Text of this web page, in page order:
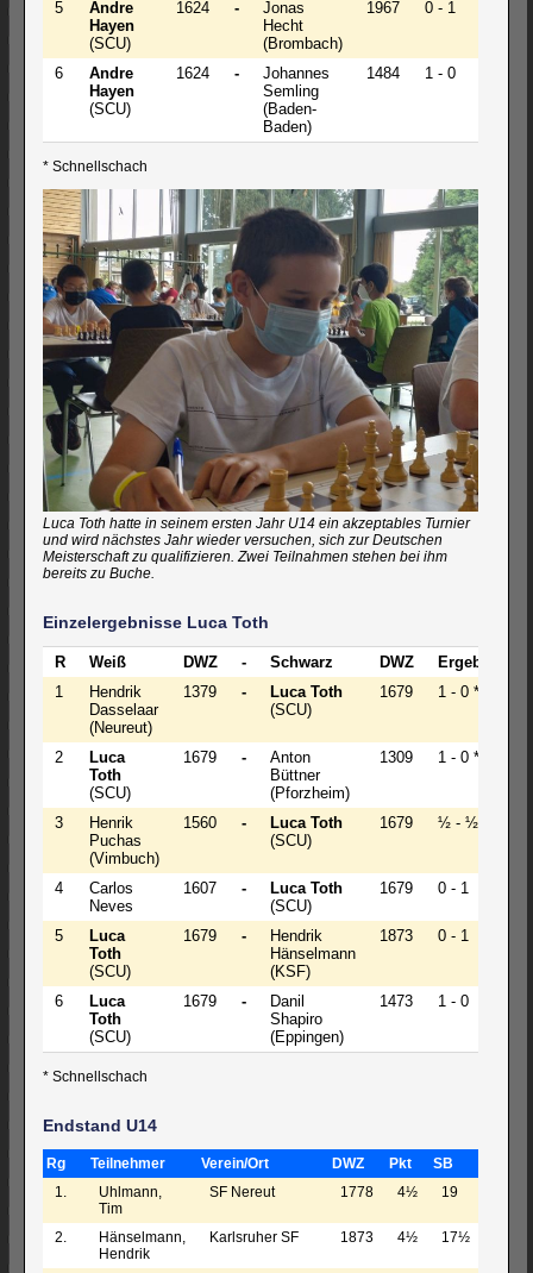
5
Andre
Hayen
(SCU)
1624 -
Jonas
Hecht
(Brombach)
1967 0 - 1
6
Andre
Hayen
(SCU)
1624 -
Johannes
Semling
(Baden-
Baden)
1484 1 - 0
* Schnellschach
Luca Toth hatte in seinem ersten Jahr U14 ein akzeptables Turnier
und wird nächstes Jahr wieder versuchen, sich zur Deutschen
Meisterschaft zu qualifizieren. Zwei Teilnahmen stehen bei ihm
bereits zu Buche.
Einzelergebnisse Luca Toth
R Weiß DWZ - Schwarz DWZ
Ergebnis
1
Hendrik
Dasselaar
(Neureut)
1379 -
Luca Toth
(SCU)
1679 1 - 0 *
2
Luca
Toth
(SCU)
1679 -
Anton
Büttner
(Pforzheim)
1309 1 - 0 *
3
Henrik
Puchas
(Vimbuch)
1560 -
Luca Toth
(SCU)
1679 ½ - ½
4
Carlos
Neves
1607 -
Luca Toth
(SCU)
1679 0 - 1
5
Luca
Toth
(SCU)
1679 -
Hendrik
Hänselmann
(KSF)
1873 0 - 1
6
Luca
Toth
(SCU)
1679 -
Danil
Shapiro
(Eppingen)
1473 1 - 0
* Schnellschach
Endstand U14
Rg Teilnehmer Verein/Ort DWZ Pkt
SB
1.
Uhlmann,
Tim
SF Nereut 1778 4½ 19
2.
Hänselmann,
Hendrik
Karlsruher SF 1873 4½ 17½